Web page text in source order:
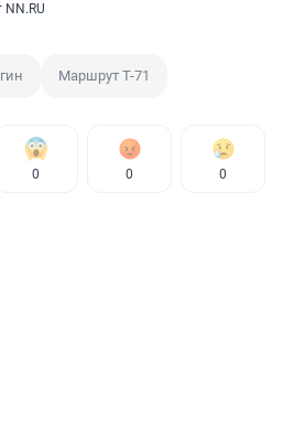
Маршрут Т-71
0 0 0